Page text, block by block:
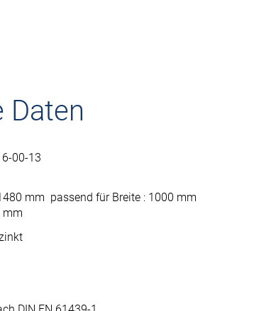
Daten
00-13
mm passend für Breite : 1000 mm
mm